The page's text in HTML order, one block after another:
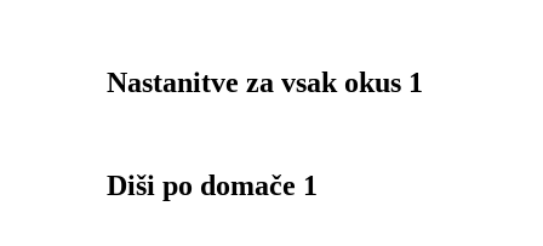
Nastanitve za vsak okus 1
Diši po domače 1